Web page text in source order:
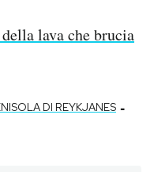
lava che brucia
DI REYKJANES -